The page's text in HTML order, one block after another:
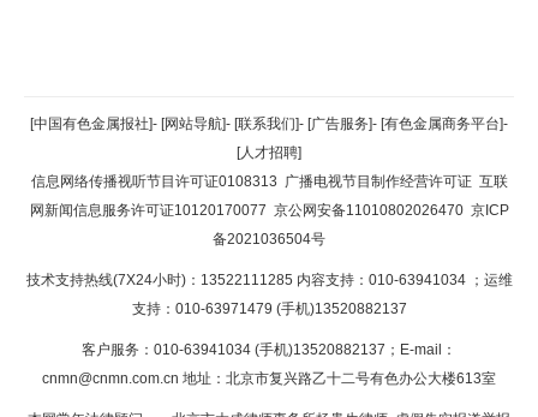
返回顶部
返回首页
[中国有色金属报社]- [网站导航]- [联系我们]- [广告服务]- [有色金属商务平台]-
[人才招聘]
信息网络传播视听节目许可证0108313 广播电视节目制作经营许可证 互联
网新闻信息服务许可证10120170077 京公网安备11010802026470 京ICP
备2021036504号
技术支持热线(7X24小时)：13522111285 内容支持：010-63941034 ；运维
支持：010-63971479 (手机)13520882137
客户服务：010-63941034 (手机)13520882137；E-mail：
cnmn@cnmn.com.cn 地址：北京市复兴路乙十二号有色办公大楼613室